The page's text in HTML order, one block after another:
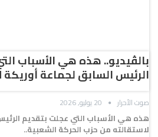
بالڤيديو.. هذه هي الأسباب
الرئيس السابق لجماعة
صوت الأحرار 20 يوليو, 2026
هذه هي الأسباب التي عجلت بتقديم
لاستقالته من حزب الحركة الشعبية..